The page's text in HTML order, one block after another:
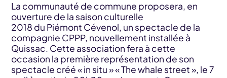
La communauté de commune proposera, en
ouverture de la saison culturelle
2018 du Piémont Cévenol, un spectacle de la
compagnie CPPP, nouvellement installée à
Quissac. Cette association fera à cette
occasion la première représentation de son
spectacle créé « in situ » « The whale street », le 7